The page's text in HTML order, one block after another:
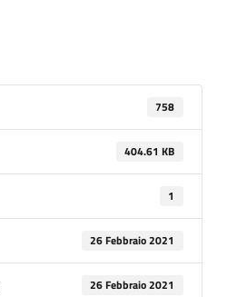
758
404.61 KB
1
26 Febbraio 2021
26 Febbraio 2021